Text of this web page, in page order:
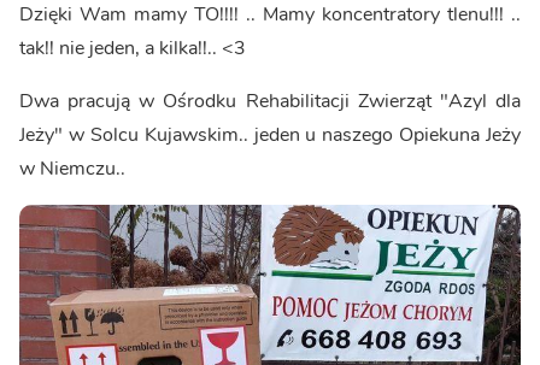
Dzięki Wam mamy TO!!!! .. Mamy koncentratory tlenu!!! ..
tak!! nie jeden, a kilka!!.. <3
Dwa pracują w Ośrodku Rehabilitacji Zwierząt "Azyl dla
Jeży" w Solcu Kujawskim.. jeden u naszego Opiekuna Jeży
w Niemczu..